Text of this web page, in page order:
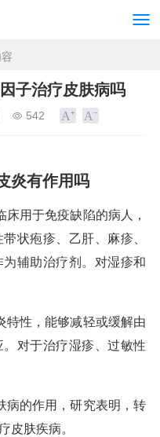
子治疗皮肤病吗
542
炎有作用吗
用于免疫缺陷的病人，
状疱疹、乙肝、麻疹、
辅助治疗剂。对湿疹和
特性，能够减轻或缓解由
对于治疗湿疹、过敏性
病的作用，研究表明，转
皮肤疾病。